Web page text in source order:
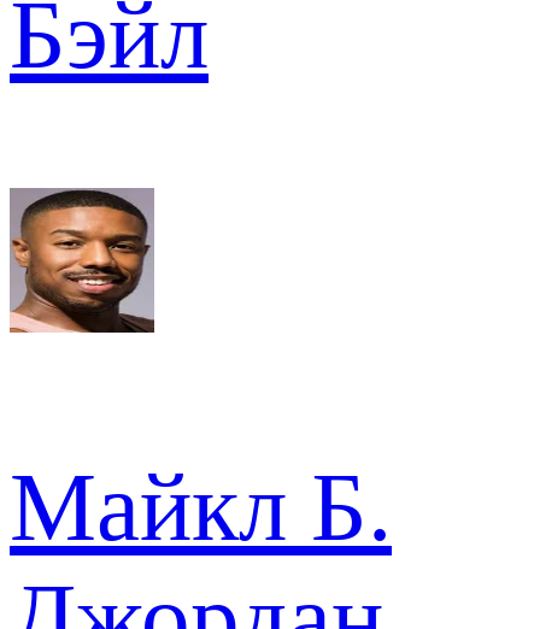
Бэйл
Майкл Б.